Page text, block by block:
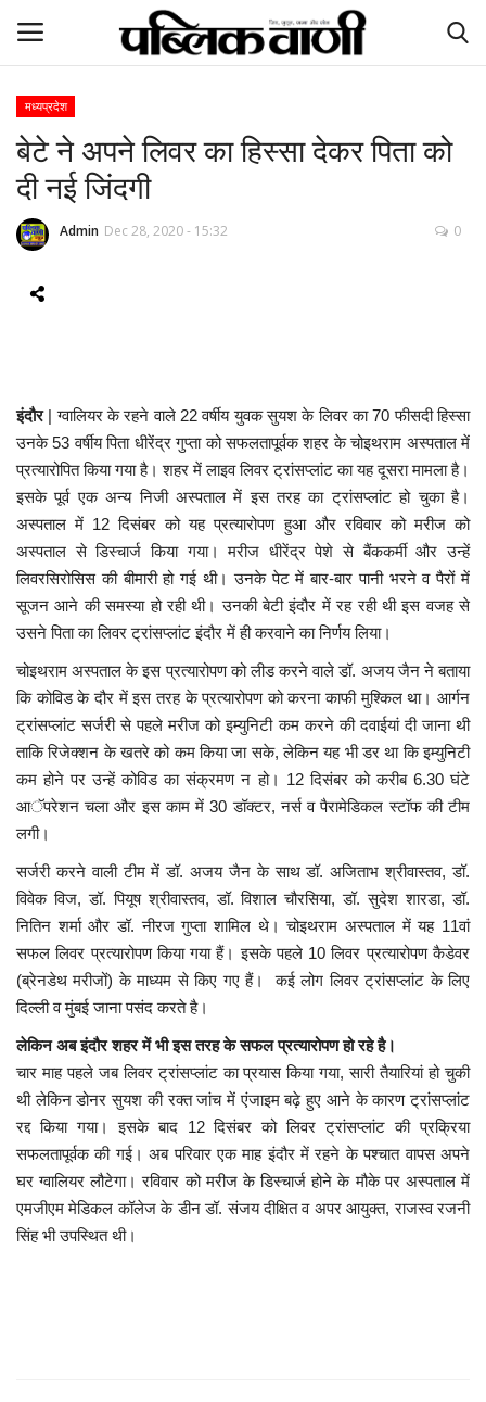
ई-पेपर
होम
Contact Us
देश
दुनिया
मध्यप्रदेश
छत्तीसगढ़
मनोरंजन
लाइफस्टाइल
खेल
ब्रेकिंग न्यूज़
व्यापार
टेक न्यूज़
मध्यप्रदेश
बेटे ने अपने लिवर का हिस्सा देकर पिता को
दी नई जिंदगी
Admin Dec 28, 2020 - 15:32 0
इंदौर | ग्वालियर के रहने वाले 22 वर्षीय युवक सुयश के लिवर का 70 फीसदी हिस्सा
उनके 53 वर्षीय पिता धीरेंद्र गुप्ता को सफलतापूर्वक शहर के चोइथराम अस्पताल में
प्रत्यारोपित किया गया है। शहर में लाइव लिवर ट्रांसप्लांट का यह दूसरा मामला है।
इसके पूर्व एक अन्य निजी अस्पताल में इस तरह का ट्रांसप्लांट हो चुका है।
अस्पताल में 12 दिसंबर को यह प्रत्यारोपण हुआ और रविवार को मरीज को
अस्पताल से डिस्चार्ज किया गया। मरीज धीरेंद्र पेशे से बैंककर्मी और उन्हें
लिवरसिरोसिस की बीमारी हो गई थी। उनके पेट में बार-बार पानी भरने व पैरों में
सूजन आने की समस्या हो रही थी। उनकी बेटी इंदौर में रह रही थी इस वजह से
उसने पिता का लिवर ट्रांसप्लांट इंदौर में ही करवाने का निर्णय लिया।
चोइथराम अस्पताल के इस प्रत्यारोपण को लीड करने वाले डॉ. अजय जैन ने बताया
कि कोविड के दौर में इस तरह के प्रत्यारोपण को करना काफी मुश्किल था। आर्गन
ट्रांसप्लांट सर्जरी से पहले मरीज को इम्युनिटी कम करने की दवाईयां दी जाना थी
ताकि रिजेक्शन के खतरे को कम किया जा सके, लेकिन यह भी डर था कि इम्युनिटी
कम होने पर उन्हें कोविड का संक्रमण न हो। 12 दिसंबर को करीब 6.30 घंटे
आॅपरेशन चला और इस काम में 30 डॉक्टर, नर्स व पैरामेडिकल स्टॉफ की टीम
लगी।
सर्जरी करने वाली टीम में डॉ. अजय जैन के साथ डॉ. अजिताभ श्रीवास्तव, डॉ.
विवेक विज, डॉ. पियूष श्रीवास्तव, डॉ. विशाल चौरसिया, डॉ. सुदेश शारडा, डॉ.
नितिन शर्मा और डॉ. नीरज गुप्ता शामिल थे। चोइथराम अस्पताल में यह 11वां
सफल लिवर प्रत्यारोपण किया गया हैं। इसके पहले 10 लिवर प्रत्यारोपण कैडेवर
(ब्रेनडेथ मरीजों) के माध्यम से किए गए हैं। कई लोग लिवर ट्रांसप्लांट के लिए
दिल्ली व मुंबई जाना पसंद करते है।
लेकिन अब इंदौर शहर में भी इस तरह के सफल प्रत्यारोपण हो रहे है।
चार माह पहले जब लिवर ट्रांसप्लांट का प्रयास किया गया, सारी तैयारियां हो चुकी
थी लेकिन डोनर सुयश की रक्त जांच में एंजाइम बढ़े हुए आने के कारण ट्रांसप्लांट
रद्द किया गया। इसके बाद 12 दिसंबर को लिवर ट्रांसप्लांट की प्रक्रिया
सफलतापूर्वक की गई। अब परिवार एक माह इंदौर में रहने के पश्चात वापस अपने
घर ग्वालियर लौटेगा। रविवार को मरीज के डिस्चार्ज होने के मौके पर अस्पताल में
एमजीएम मेडिकल कॉलेज के डीन डॉ. संजय दीक्षित व अपर आयुक्त, राजस्व रजनी
सिंह भी उपस्थित थी।